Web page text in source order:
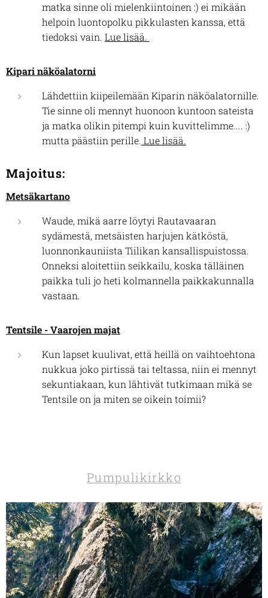
matka sinne oli mielenkiintoinen :) ei mikään
helpoin luontopolku pikkulasten kanssa, että
tiedoksi vain. Lue lisää.
Kipari näköalatorni
Lähdettiin kiipeilemään Kiparin näköalatornille.
Tie sinne oli mennyt huonoon kuntoon sateista
ja matka olikin pitempi kuin kuvittelimme.... :)
mutta päästiin perille. Lue lisää.
Majoitus:
Metsäkartano
Waude, mikä aarre löytyi Rautavaaran
sydämestä, metsäisten harjujen kätköstä,
luonnonkauniista Tiilikan kansallispuistossa.
Onneksi aloitettiin seikkailu, koska tälläinen
paikka tuli jo heti kolmannella paikkakunnalla
vastaan.
Tentsile - Vaarojen majat
Kun lapset kuulivat, että heillä on vaihtoehtona
nukkua joko pirtissä tai teltassa, niin ei mennyt
sekuntiakaan, kun lähtivät tutkimaan mikä se
Tentsile on ja miten se oikein toimii?
Pumpulikirkko